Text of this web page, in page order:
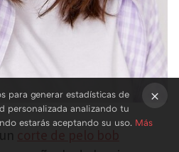
para generar estadísticas de
personalizada analizando tu
estarás aceptando su uso. Más